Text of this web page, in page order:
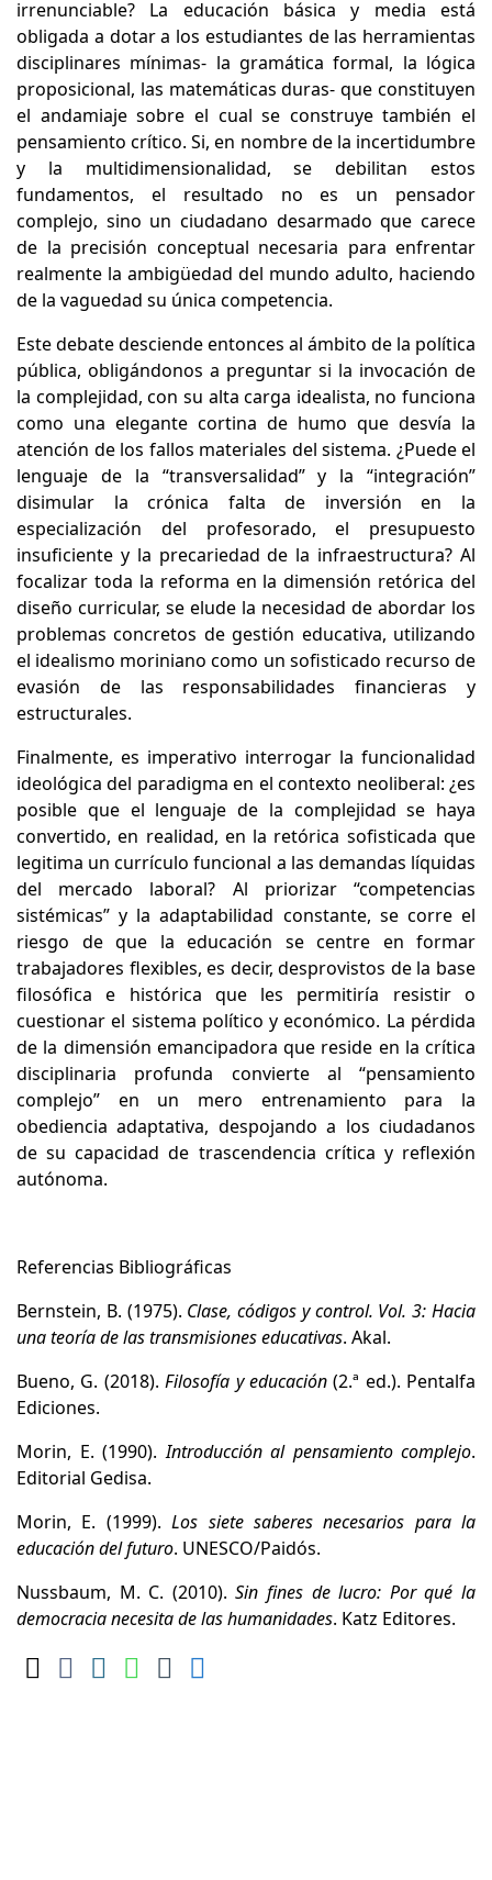
irrenunciable? La educación básica y media está
obligada a dotar a los estudiantes de las herramientas
disciplinares mínimas- la gramática formal, la lógica
proposicional, las matemáticas duras- que constituyen
el andamiaje sobre el cual se construye también el
pensamiento crítico. Si, en nombre de la incertidumbre
y la multidimensionalidad, se debilitan estos
fundamentos, el resultado no es un pensador
complejo, sino un ciudadano desarmado que carece
de la precisión conceptual necesaria para enfrentar
realmente la ambigüedad del mundo adulto, haciendo
de la vaguedad su única competencia.
Este debate desciende entonces al ámbito de la política
pública, obligándonos a preguntar si la invocación de
la complejidad, con su alta carga idealista, no funciona
como una elegante cortina de humo que desvía la
atención de los fallos materiales del sistema. ¿Puede el
lenguaje de la “transversalidad” y la “integración”
disimular la crónica falta de inversión en la
especialización del profesorado, el presupuesto
insuficiente y la precariedad de la infraestructura? Al
focalizar toda la reforma en la dimensión retórica del
diseño curricular, se elude la necesidad de abordar los
problemas concretos de gestión educativa, utilizando
el idealismo moriniano como un sofisticado recurso de
evasión de las responsabilidades financieras y
estructurales.
Finalmente, es imperativo interrogar la funcionalidad
ideológica del paradigma en el contexto neoliberal: ¿es
posible que el lenguaje de la complejidad se haya
convertido, en realidad, en la retórica sofisticada que
legitima un currículo funcional a las demandas líquidas
del mercado laboral? Al priorizar “competencias
sistémicas” y la adaptabilidad constante, se corre el
riesgo de que la educación se centre en formar
trabajadores flexibles, es decir, desprovistos de la base
filosófica e histórica que les permitiría resistir o
cuestionar el sistema político y económico. La pérdida
de la dimensión emancipadora que reside en la crítica
disciplinaria profunda convierte al “pensamiento
complejo” en un mero entrenamiento para la
obediencia adaptativa, despojando a los ciudadanos
de su capacidad de trascendencia crítica y reflexión
autónoma.
Referencias Bibliográficas
Bernstein, B. (1975). Clase, códigos y control. Vol. 3: Hacia
una teoría de las transmisiones educativas. Akal.
Bueno, G. (2018).Filosofía y educación(2.ª ed.). Pentalfa
Ediciones.
Morin, E. (1990).Introducción al pensamiento complejo.
Editorial Gedisa.
Morin, E. (1999).Los siete saberes necesarios para la
educación del futuro. UNESCO/Paidós.
Nussbaum, M. C. (2010).Sin fines de lucro: Por qué la
democracia necesita de las humanidades. Katz Editores.